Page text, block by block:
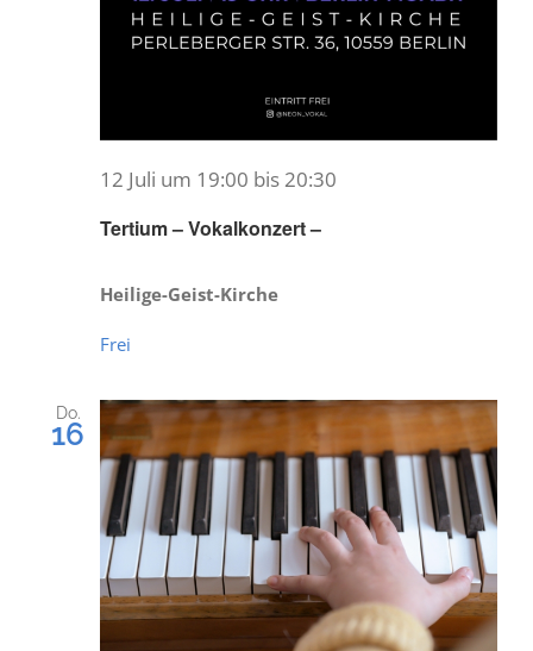
Tertium – Vokalkonzert –
12 Juli um 19:00 bis 20:30
Heilige-Geist-Kirche
Frei
Do.
16